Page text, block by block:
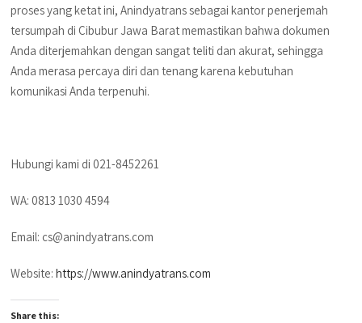
proses yang ketat ini, Anindyatrans sebagai kantor penerjemah
tersumpah di Cibubur Jawa Barat memastikan bahwa dokumen
Anda diterjemahkan dengan sangat teliti dan akurat, sehingga
Anda merasa percaya diri dan tenang karena kebutuhan
komunikasi Anda terpenuhi.
Hubungi kami di 021-8452261
WA: 0813 1030 4594
Email: cs@anindyatrans.com
Website:https://www.anindyatrans.com
Share this: